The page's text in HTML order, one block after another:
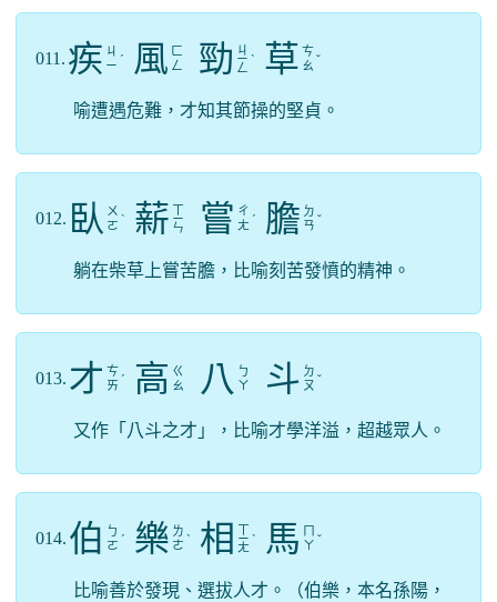
011. 疾 ㄐ
ㄧ ˊ 風 ㄈ
ㄥ
勁 ㄐ
ㄧ
ㄥ
ˋ 草 ㄘ
ㄠ ˇ
喻遭遇危難，才知其節操的堅貞。
012. 臥 ㄨ
ㄛ ˋ 薪 ㄧ
ㄣ 嘗 ㄔ
ㄤ ˊ 膽 ㄉ
ㄢ ˇ
躺在柴草上嘗苦膽，比喻刻苦發憤的精神。
013. 才 ㄘ
ㄞ ˊ 高 ㄍ
ㄠ
八 ㄅ
ㄚ
斗 ㄉ
ㄡ ˇ
又作「八斗之才」，比喻才學洋溢，超越眾人。
014. 伯 ㄅ
ㄛ ˊ 樂 ㄌ
ㄜ ˋ 相 ㄧ
ㄤ
ˋ 馬 ㄚ ˇ
比喻善於發現、選拔人才。（伯樂，本名孫陽，